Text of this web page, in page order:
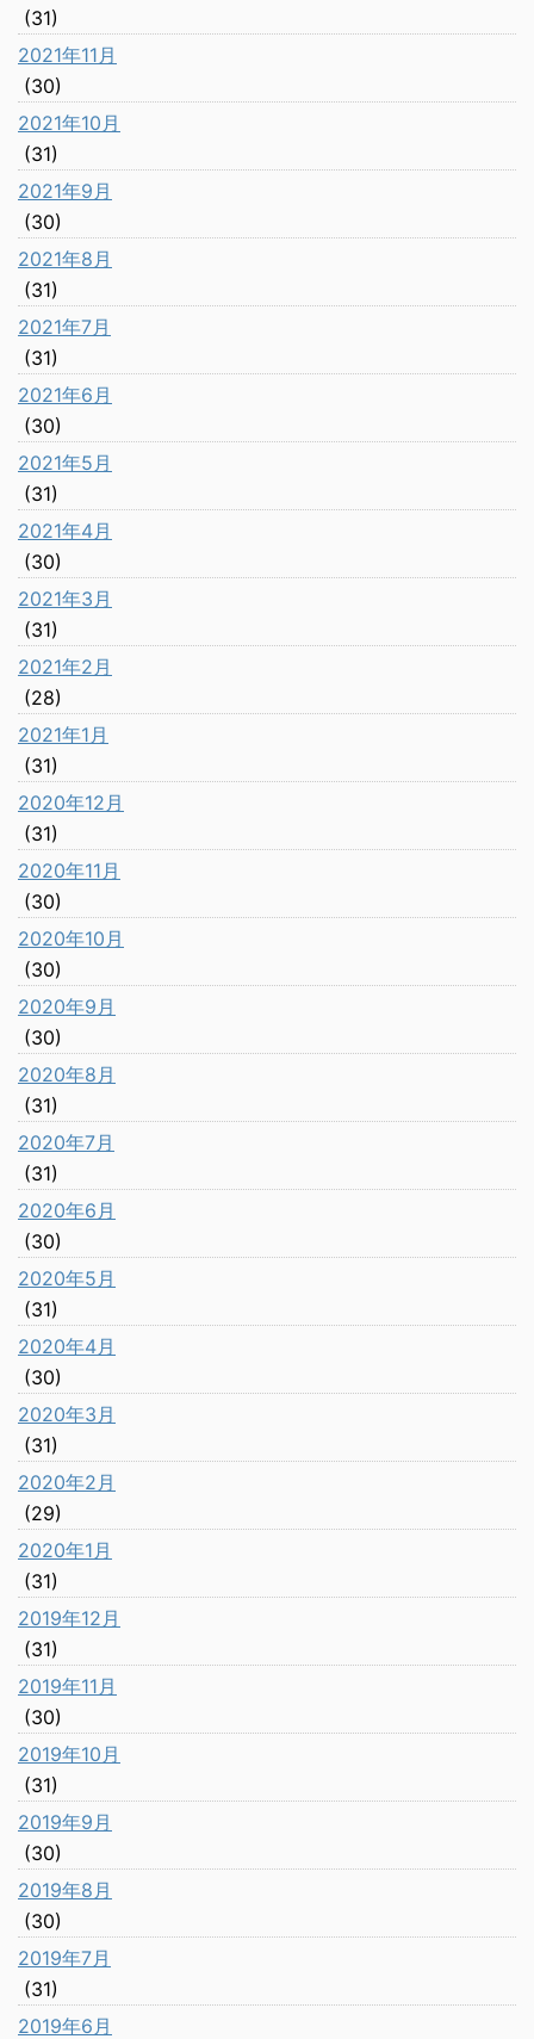
(31)
2021年11月
(30)
2021年10月
(31)
2021年9月
(30)
2021年8月
(31)
2021年7月
(31)
2021年6月
(30)
2021年5月
(31)
2021年4月
(30)
2021年3月
(31)
2021年2月
(28)
2021年1月
(31)
2020年12月
(31)
2020年11月
(30)
2020年10月
(30)
2020年9月
(30)
2020年8月
(31)
2020年7月
(31)
2020年6月
(30)
2020年5月
(31)
2020年4月
(30)
2020年3月
(31)
2020年2月
(29)
2020年1月
(31)
2019年12月
(31)
2019年11月
(30)
2019年10月
(31)
2019年9月
(30)
2019年8月
(30)
2019年7月
(31)
2019年6月